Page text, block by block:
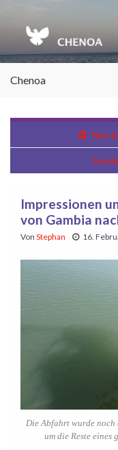
Chenoa
Nun
Impressionen
von Gambia
Von Stephan 16.
Die Abfahrt wurde noch
um die Reste eines